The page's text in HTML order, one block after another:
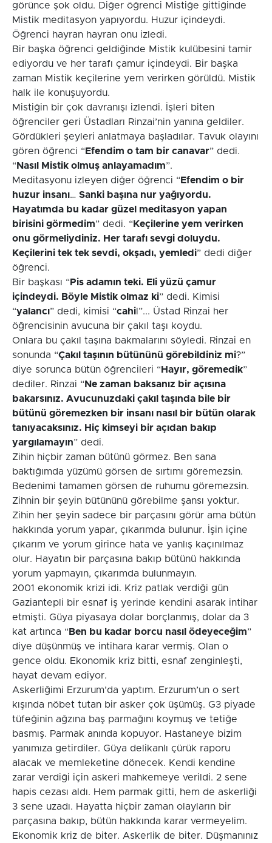
görünce şok oldu. Diğer öğrenci Mistiğe gittiğinde
Mistik meditasyon yapıyordu. Huzur içindeydi.
Öğrenci hayran hayran onu izledi.
Bir başka öğrenci geldiğinde Mistik kulübesini tamir
ediyordu ve her tarafı çamur içindeydi. Bir başka
zaman Mistik keçilerine yem verirken görüldü. Mistik
halk ile konuşuyordu.
Mistiğin bir çok davranışı izlendi. İşleri biten
öğrenciler geri Üstadları Rinzai’nin yanına geldiler.
Gördükleri şeyleri anlatmaya başladılar. Tavuk olayını
gören öğrenci “ Efendim o tam bir canavar” dedi.
“ Nasıl Mistik olmuş anlayamadım”.
Meditasyonu izleyen diğer öğrenci “ Efendim o bir
huzur insanı… Sanki başına nur yağıyordu.
Hayatımda bu kadar güzel meditasyon yapan
birisini görmedim” dedi. “ Keçilerine yem verirken
onu görmeliydiniz. Her tarafı sevgi doluydu.
Keçilerini tek tek sevdi, okşadı, yemledi” dedi diğer
öğrenci.
Bir başkası “ Pis adamın teki. Eli yüzü çamur
içindeydi. Böyle Mistik olmaz ki” dedi. Kimisi
“yalancı” dedi, kimisi “cahi l”... Üstad Rinzai her
öğrencisinin avucuna bir çakıl taşı koydu.
Onlara bu çakıl taşına bakmalarını söyledi. Rinzai en
sonunda “Çakıl taşının bütününü görebildiniz mi?”
diye sorunca bütün öğrencileri “ Hayır, göremedik”
dediler. Rinzai “ Ne zaman baksanız bir açısına
bakarsınız. Avucunuzdaki çakıl taşında bile bir
bütünü göremezken bir insanı nasıl bir bütün olarak
tanıyacaksınız. Hiç kimseyi bir açıdan bakıp
yargılamayın” dedi.
Zihin hiçbir zaman bütünü görmez. Ben sana
baktığımda yüzümü görsen de sırtımı göremezsin.
Bedenimi tamamen görsen de ruhumu göremezsin.
Zihnin bir şeyin bütününü görebilme şansı yoktur.
Zihin her şeyin sadece bir parçasını görür ama bütün
hakkında yorum yapar, çıkarımda bulunur. İşin içine
çıkarım ve yorum girince hata ve yanlış kaçınılmaz
olur. Hayatın bir parçasına bakıp bütünü hakkında
yorum yapmayın, çıkarımda bulunmayın.
2001 ekonomik krizi idi. Kriz patlak verdiği gün
Gaziantepli bir esnaf iş yerinde kendini asarak intihar
etmişti. Güya piyasaya dolar borçlanmış, dolar da 3
kat artınca “ Ben bu kadar borcu nasıl ödeyeceğim”
diye düşünmüş ve intihara karar vermiş. Olan o
gence oldu. Ekonomik kriz bitti, esnaf zenginleşti,
hayat devam ediyor.
Askerliğimi Erzurum’da yaptım. Erzurum’un o sert
kışında nöbet tutan bir asker çok üşümüş. G3 piyade
tüfeğinin ağzına baş parmağını koymuş ve tetiğe
basmış. Parmak anında kopuyor. Hastaneye bizim
yanımıza getirdiler. Güya delikanlı çürük raporu
alacak ve memleketine dönecek. Kendi kendine
zarar verdiği için askeri mahkemeye verildi. 2 sene
hapis cezası aldı. Hem parmak gitti, hem de askerliği
3 sene uzadı. Hayatta hiçbir zaman olayların bir
parçasına bakıp, bütün hakkında karar vermeyelim.
Ekonomik kriz de biter. Askerlik de biter. Düşmanınız